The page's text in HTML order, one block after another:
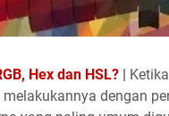
Hex dan HSL? |
dengan